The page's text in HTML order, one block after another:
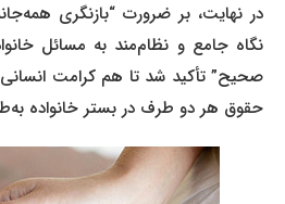
در نهایت، بر ضرورت “بازنگری
نگاه جامع و نظام‌مند به مسائل
صحیح” تأکید شد تا هم کرامت انسانی
حقوق هر دو طرف در بستر خانواده به‌طور